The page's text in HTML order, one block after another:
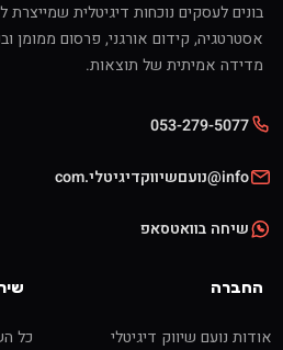
בונים לעסקים נוכחות דיגיטלית שמייצרת
אסטרטגיה, קידום אורגני, פרסום ממומן
מדידה אמיתית של תוצאות.
053-279-5077
info@נועםשיווקדיגיטלי.com
שיחה בוואטסאפ
החברה
אודות נועם שיווק דיגיטלי כל